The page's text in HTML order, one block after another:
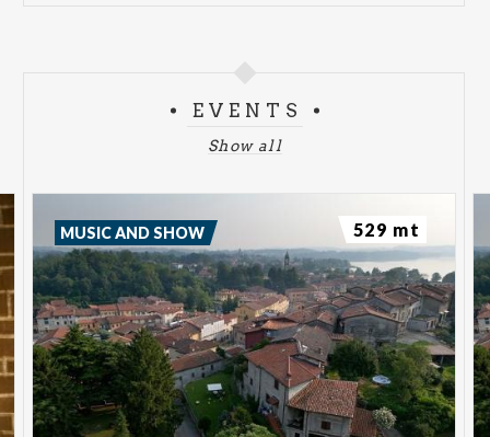
EVENTS
Show all
MUSIC AND SHOW 529 mt